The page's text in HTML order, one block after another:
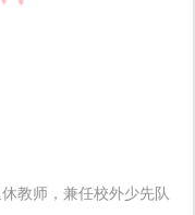
教师，兼任校外少先队